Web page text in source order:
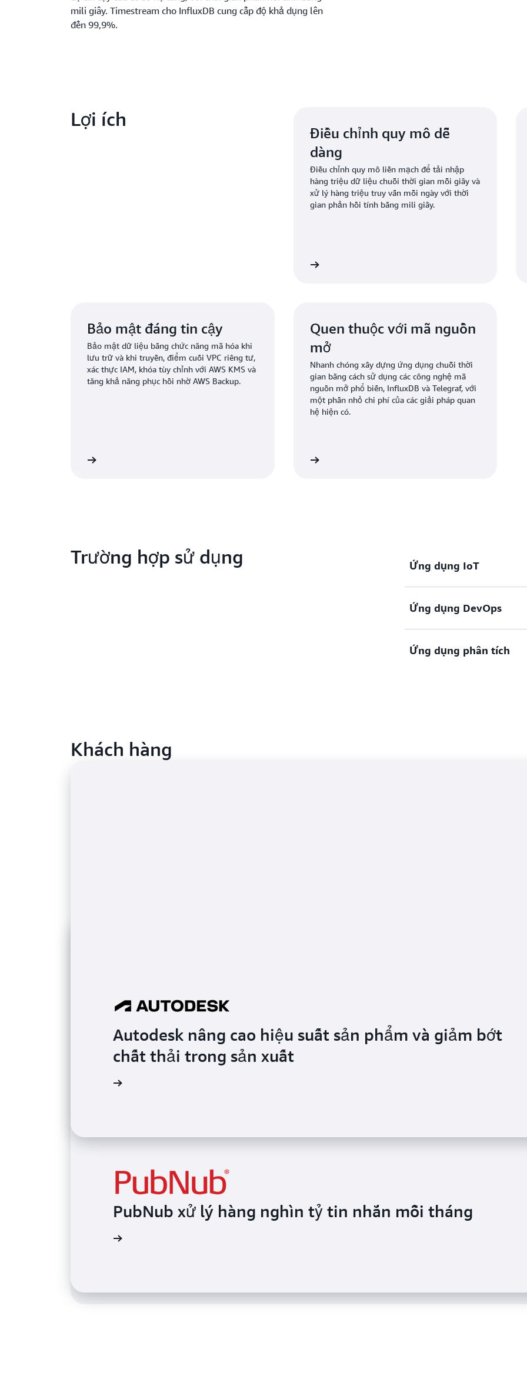
mili giây. Timestream cho InfluxDB cung cấp độ khả dụng lên
đến 99,9%.
Lợi ích
Điều chỉnh quy mô dễ
dàng
Điều chỉnh quy mô liền mạch để tải nhập
hàng triệu dữ liệu chuỗi thời gian mỗi giây và
xử lý hàng triệu truy vấn mỗi ngày với thời
gian phản hồi tính bằng mili giây.
Bảo mật đáng tin cậy
Bảo mật dữ liệu bằng chức năng mã hóa khi
lưu trữ và khi truyền, điểm cuối VPC riêng tư,
xác thực IAM, khóa tùy chỉnh với AWS KMS và
tăng khả năng phục hồi nhờ AWS Backup.
Quen thuộc với mã nguồn
mở
Nhanh chóng xây dựng ứng dụng chuỗi thời
gian bằng cách sử dụng các công nghệ mã
nguồn mở phổ biến, InfluxDB và Telegraf, với
một phần nhỏ chi phí của các giải pháp quan
hệ hiện có.
Trường hợp sử dụng Ứng dụng IoT
ra bằng các chức năng
và xu hướng.
Ứng dụng DevOps
sử dụng, đồng thời phân
Ứng dụng phân tích
Khách hàng
Autodesk nâng cao hiệu suất sản phẩm và giảm bớt
chất thải trong sản xuất
PubNub xử lý hàng nghìn tỷ tin nhắn mỗi tháng
Trimble sử dụng Timestream để hỗ trợ giải pháp giám
sát IoT của mình